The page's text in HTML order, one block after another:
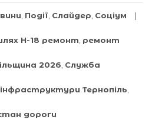
Події Слайдер Соціум
Н-18 ремонт ремонт
2026 Служба
Тернопіль
дороги